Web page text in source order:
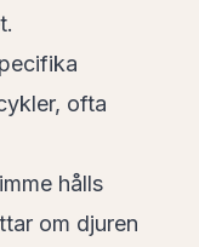
ofta
hålls
om djuren